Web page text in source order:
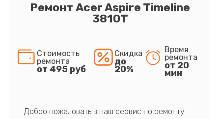
Ремонт Acer Aspire Timeline
3810T
Стоимость
ремонта
от 495 руб
Скидка
до
20%
Время
ремонта
от 20
мин
Добро пожаловать в наш сервис по ремонту